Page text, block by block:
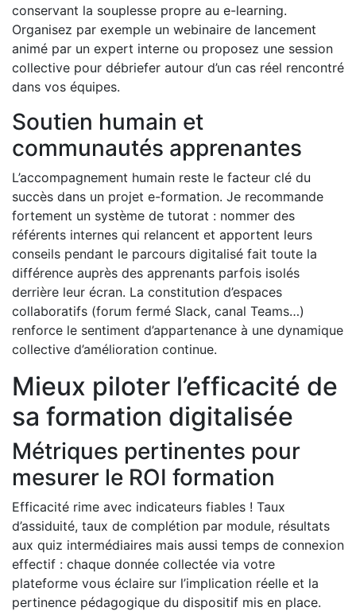
conservant la souplesse propre au e-learning.
Organisez par exemple un webinaire de lancement
animé par un expert interne ou proposez une session
collective pour débriefer autour d’un cas réel rencontré
dans vos équipes.
Soutien humain et
communautés apprenantes
L’accompagnement humain reste le facteur clé du
succès dans un projet e-formation. Je recommande
fortement un système de tutorat : nommer des
référents internes qui relancent et apportent leurs
conseils pendant le parcours digitalisé fait toute la
différence auprès des apprenants parfois isolés
derrière leur écran. La constitution d’espaces
collaboratifs (forum fermé Slack, canal Teams…)
renforce le sentiment d’appartenance à une dynamique
collective d’amélioration continue.
Mieux piloter l’efficacité de
sa formation digitalisée
Métriques pertinentes pour
mesurer le ROI formation
Efficacité rime avec indicateurs fiables ! Taux
d’assiduité, taux de complétion par module, résultats
aux quiz intermédiaires mais aussi temps de connexion
effectif : chaque donnée collectée via votre
plateforme vous éclaire sur l’implication réelle et la
pertinence pédagogique du dispositif mis en place.